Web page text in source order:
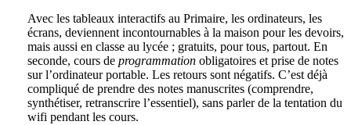
Avec les tableaux interactifs au Primaire, les ordinateurs, les
écrans, deviennent incontournables à la maison pour les devoirs,
mais aussi en classe au lycée ; gratuits, pour tous, partout. En
seconde, cours de programmationobligatoires et prise de notes
sur l’ordinateur portable. Les retours sont négatifs. C’est déjà
compliqué de prendre des notes manuscrites (comprendre,
synthétiser, retranscrire l’essentiel), sans parler de la tentation du
wifi pendant les cours.